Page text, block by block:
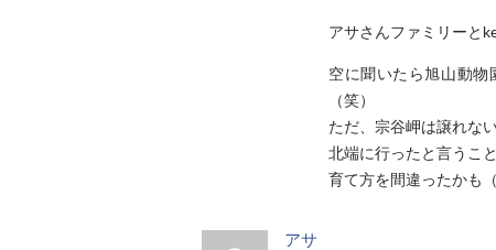
アサさんファミリーと
空に聞いたら旭山動
（笑）
ただ、宗谷岬は譲れない
北端に行ったと言うこ
育て方を間違ったかも（
アサ